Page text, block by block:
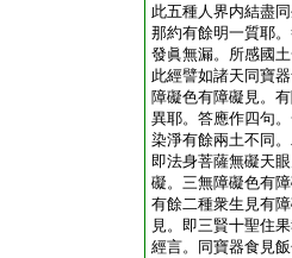
此五種人界内結盡
那約有餘明一質耶
發眞無漏。所感國
此經譬如諸天同寶
障礙色有障礙見。
異耶。答應作四句
染淨有餘兩土不同
即法身菩薩無礙天
礙。三無障礙色有
有餘二種衆生見有
見。即三賢十聖住
經言。同寶器食見